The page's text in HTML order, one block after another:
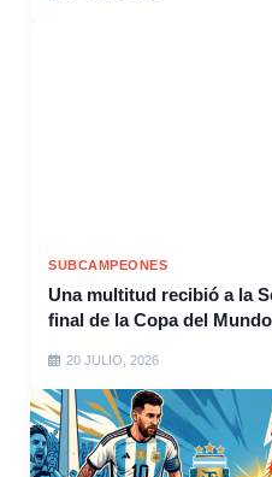
SUBCAMPEONES
Una multitud recibió a la
final de la Copa del
20 JULIO, 2026